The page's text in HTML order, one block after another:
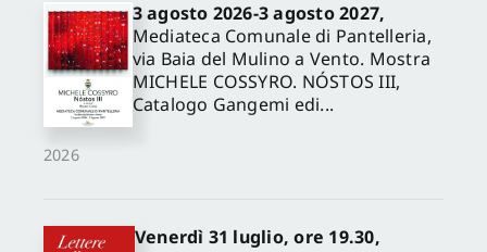
2026
3 agosto 2026-3 agosto 2027,
Mediateca Comunale di Pantelleria,
via Baia del Mulino a Vento. Mostra
MICHELE COSSYRO. NÓSTOS III,
Catalogo Gangemi edi...
Venerdì 31 luglio, ore 19.30,